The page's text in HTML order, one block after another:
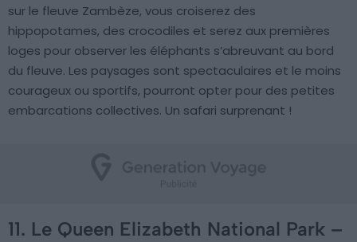
sur le fleuve Zambèze, vous croiserez des
hippopotames, des crocodiles et serez aux premières
loges pour observer les éléphants s’abreuvant au bord
du fleuve. Les paysages sont spectaculaires et le moins
courageux ou sportifs, pourront opter pour des petites
embarcations collectives. Un safari surprenant !
11. Le Queen Elizabeth National Park –